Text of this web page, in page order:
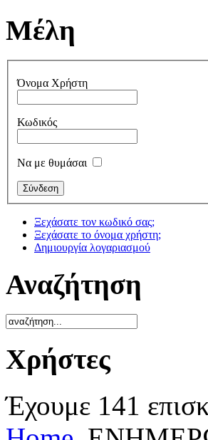
Μέλη
Όνομα Χρήστη
Κωδικός
Να με θυμάσαι
Ξεχάσατε τον κωδικό σας;
Ξεχάσατε το όνομα χρήστη;
Δημιουργία λογαριασμού
Αναζήτηση
Χρήστες
Έχουμε 141